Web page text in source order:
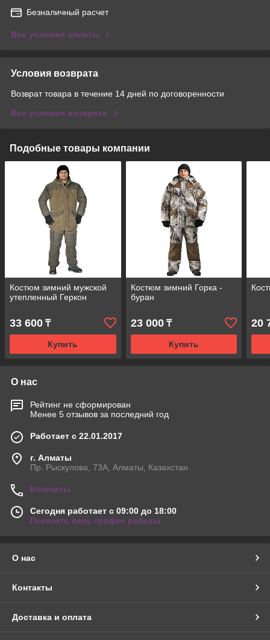
Безналичный расчет
Все условия оплаты
Условия возврата
Возврат товара в течение 14 дней по договоренности
Все условия возврата
Подобные товары компании
Костюм зимний мужской
утепленный Геркон
33 600 ₸
Купить
Костюм зимний Горка -
буран
23 000₸
Купить
20
О нас
Рейтинг не сформирован
Менее 5 отзывов за последний год
Работает с 22.01.2017
г. Алматы
Пр. Рыскулова, 73А, Алматы, Казахстан
Контакты
Сегодня работает с 09:00 до 18:00
Показать весь график работы
О нас
Контакты
Доставка и оплата